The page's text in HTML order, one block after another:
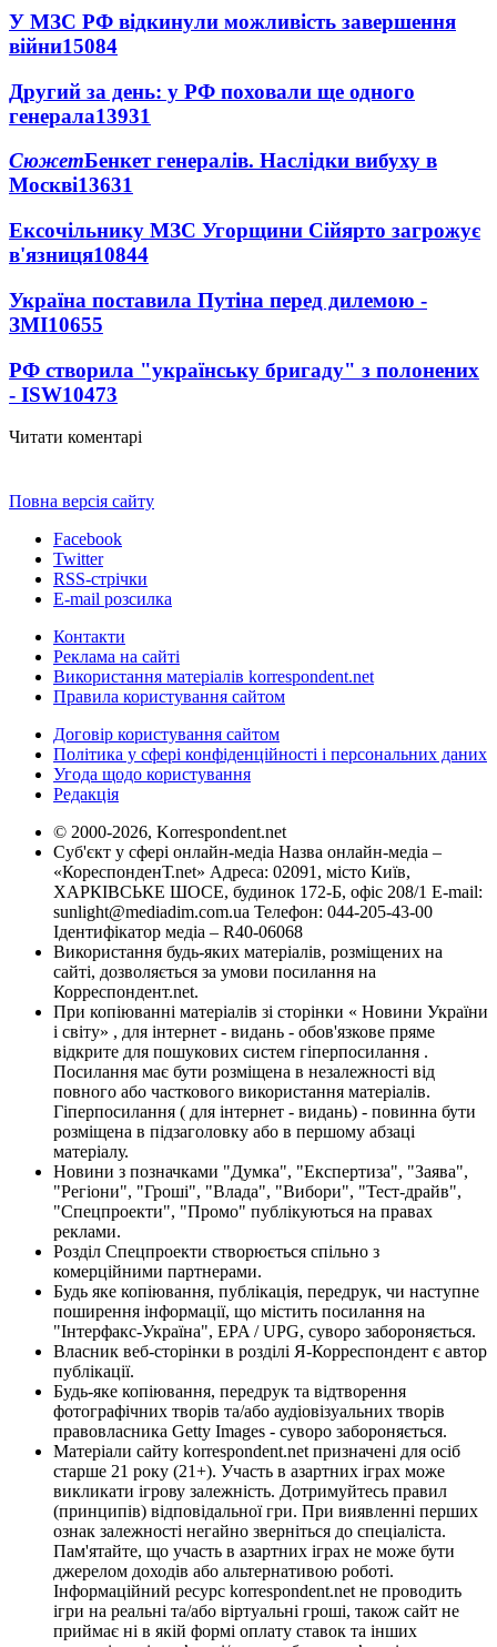
У МЗС РФ відкинули можливість завершення
війни15084
Другий за день: у РФ поховали ще одного
генерала13931
СюжетБенкет генералів. Наслідки вибуху в
Москві13631
Ексочільнику МЗС Угорщини Сійярто загрожує
в'язниця10844
Україна поставила Путіна перед дилемою -
ЗМІ10655
РФ створила "українську бригаду" з полонених
- ISW10473
Читати коментарі
Повна версія сайту
Facebook
Twitter
RSS-стрічки
E-mail розсилка
Контакти
Реклама на сайті
Використання матеріалів korrespondent.net
Правила користування сайтом
Договір користування сайтом
Політика у сфері конфіденційності і персональних даних
Угода щодо користування
Редакція
© 2000-2026, Korrespondent.net
Суб'єкт у сфері онлайн-медіа Назва онлайн-медіа –
«КореспонденТ.net» Адреса: 02091, місто Київ,
ХАРКІВСЬКЕ ШОСЕ, будинок 172-Б, офіс 208/1 E-mail:
sunlight@mediadim.com.ua Телефон: 044-205-43-00
Ідентифікатор медіа – R40-06068
Використання будь-яких матеріалів, розміщених на
сайті, дозволяється за умови посилання на
Корреспондент.net.
При копіюванні матеріалів зі сторінки « Новини України
і світу» , для інтернет - видань - обов'язкове пряме
відкрите для пошукових систем гіперпосилання .
Посилання має бути розміщена в незалежності від
повного або часткового використання матеріалів.
Гіперпосилання ( для інтернет - видань) - повинна бути
розміщена в підзаголовку або в першому абзаці
матеріалу.
Новини з позначками "Думка", "Експертиза", "Заява",
"Регіони", "Гроші", "Влада", "Вибори", "Тест-драйв",
"Спецпроекти", "Промо" публікуються на правах
реклами.
Розділ Спецпроекти створюється спільно з
комерційними партнерами.
Будь яке копіювання, публікація, передрук, чи наступне
поширення інформації, що містить посилання на
"Інтерфакс-Україна", EPA / UPG, суворо забороняється.
Власник веб-сторінки в розділі Я-Корреспондент є автор
публікації.
Будь-яке копіювання, передрук та відтворення
фотографічних творів та/або аудіовізуальних творів
правовласника Getty Images - суворо забороняється.
Матеріали сайту korrespondent.net призначені для осіб
старше 21 року (21+). Участь в азартних іграх може
викликати ігрову залежність. Дотримуйтесь правил
(принципів) відповідальної гри. При виявленні перших
ознак залежності негайно зверніться до спеціаліста.
Пам'ятайте, що участь в азартних іграх не може бути
джерелом доходів або альтернативою роботі.
Інформаційний ресурс korrespondent.net не проводить
ігри на реальні та/або віртуальні гроші, також сайт не
приймає ні в якій формі оплату ставок та інших